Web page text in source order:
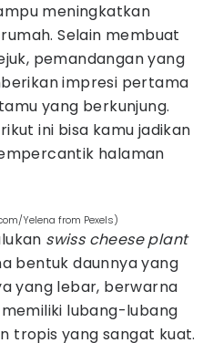
meningkatkan
Selain membuat
pemandangan yang
impresi pertama
yang berkunjung.
ini bisa kamu jadikan
halaman
Yelena from Pexels)
swiss cheese plant
bentuk daunnya yang
yang lebar, berwarna
lubang-lubang
tropis yang sangat kuat.